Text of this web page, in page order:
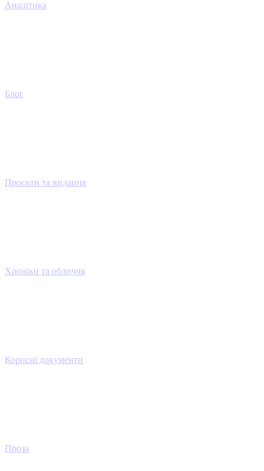
Аналітика
Блог
Проєкти та видання
Хроніки та обличчя
Корисні документи
Проза